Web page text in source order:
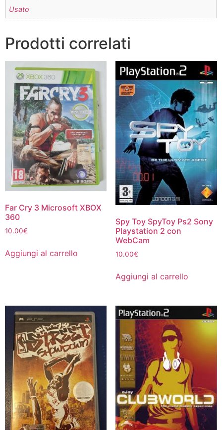
Usato
Prodotti correlati
Far Cry 3 Microsoft XBOX
360
10.00€
Aggiungi al carrello
Spy Toy SpyToy Ps2 Sony
Playstation 2 con
WebCam
10.00€
Aggiungi al carrello